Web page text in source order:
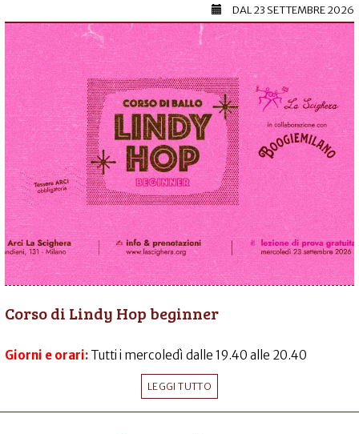
DAL23 SETTEMBRE 2026
Corso di Lindy Hop beginner
Giorni e orari: Tutti i mercoledì dalle 19.40 alle 20.40
LEGGI TUTTO